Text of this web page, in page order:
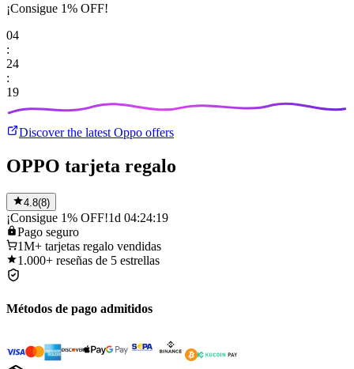
¡Consigue 1% OFF!
04
:
24
:
19
Discover the latest Oppo offers
OPPO tarjeta regalo
4.8(8)
¡Consigue 1% OFF!1d 04:24:19
Pago seguro
1M+ tarjetas regalo vendidas
1.000+ reseñas de 5 estrellas
Métodos de pago admitidos